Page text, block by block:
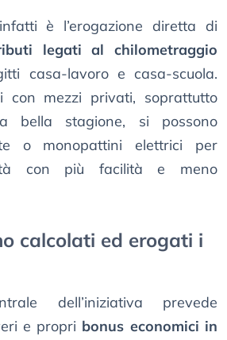
è l’erogazione diretta di
legati al chilometraggio
casa-lavoro e casa-scuola.
con mezzi privati, soprattutto
bella stagione, si possono
o monopattini elettrici per
con più facilità e meno
calcolati ed erogati i
dell’iniziativa prevede
e propri bonus economici in